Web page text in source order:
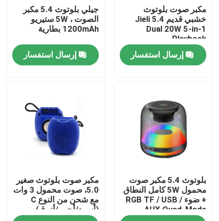
المنتجات
حولنا
مراقبة الجودة
مكبر صوت بلوتوث
خشبي قديم Jieli 5.4
Dual 20W 5-in-1
Playback
إرسال استفسار
جيلي بلوتوث 5.4 مكبر
الصوت ، 5W ستيريو
1200mAh بطارية
إرسال استفسار
بلوتوث 5.4 مكبر صوت
محمول 5W كامل النطاق
+ ضوء RGB TF / USB /
AUX Quad-Mode
مكبر صوت بلوتوث صغير
5.0، صوت محمول 3 وات
مع شحن من النوع C
(أسود/أحمر/أزرق)